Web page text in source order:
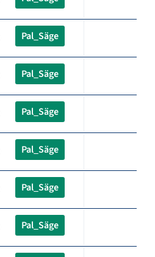
Pal_Säge
Pal_Säge
Pal_Säge
Pal_Säge
Pal_Säge
Pal_Säge